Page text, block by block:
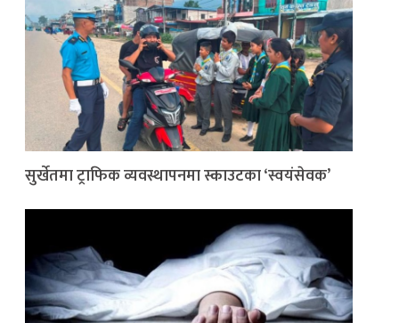
सुर्खेतमा ट्राफिक व्यवस्थापनमा स्काउटका ‘स्वयंसेवक’